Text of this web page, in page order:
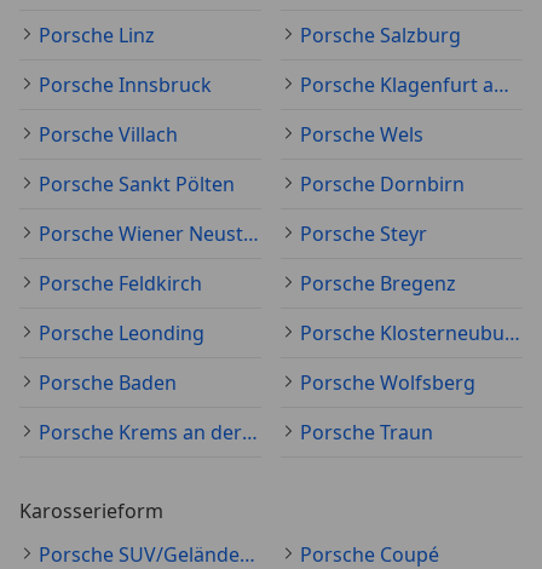
Porsche Linz
Porsche Salzburg
Porsche Innsbruck
Porsche Klagenfurt am Wörthersee
Porsche Villach
Porsche Wels
Porsche Sankt Pölten
Porsche Dornbirn
Porsche Wiener Neustadt
Porsche Steyr
Porsche Feldkirch
Porsche Bregenz
Porsche Leonding
Porsche Klosterneuburg
Porsche Baden
Porsche Wolfsberg
Porsche Krems an der Donau
Porsche Traun
Karosserieform
Porsche SUV/Geländewagen/Pickup
Porsche Coupé